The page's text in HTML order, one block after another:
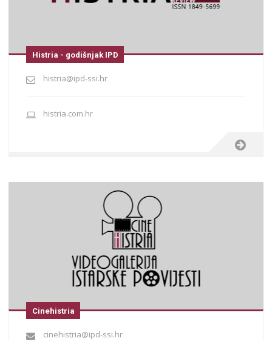
histria@ipd-ssi.hr
histria.com.hr
Histria - godišnjak IPD
cinehistria@ipd-ssi.hr
Cinehistria